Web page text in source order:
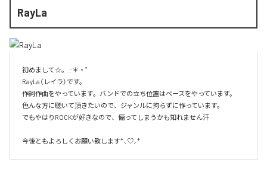
RayLa
初めまして☆。.:＊・゜
RayLa（レイラ）です。
作詞作曲をやっています。バンドでの立ち位置はベースをやっています。
色んな方に聴いて頂きたいので、ジャンルに拘らずに作っています。
でもやはりROCKが好きなので、偏ってしまうかも知れません汗
今後ともよろしくお願い致します*⸜♡⸝*